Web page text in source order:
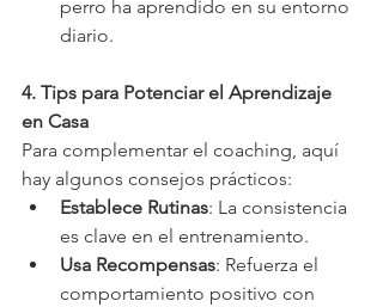
perro ha aprendido en su entorno
diario.
4. Tips para Potenciar el Aprendizaje
en Casa
Para complementar el coaching, aquí
hay algunos consejos prácticos:
Establece Rutinas: La consistencia
es clave en el entrenamiento.
Usa Recompensas: Refuerza el
comportamiento positivo con